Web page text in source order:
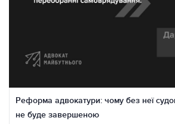
Реформа адвокатури: чому без неї
не буде завершеною